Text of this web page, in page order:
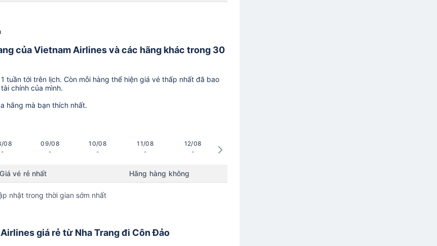
của Vietnam Airlines và các hãng khác trong 30
tuần tới trên lịch. Còn mỗi hàng thể hiện giá vé thấp nhất đã bao
chính của mình.
hãng mà bạn thích nhất.
08
-
09/08
-
10/08
-
11/08
-
12/08
-
Giá vé rẻ nhất Hãng hàng không
nhật trong thời gian sớm nhất
giá rẻ từ Nha Trang đi Côn Đảo